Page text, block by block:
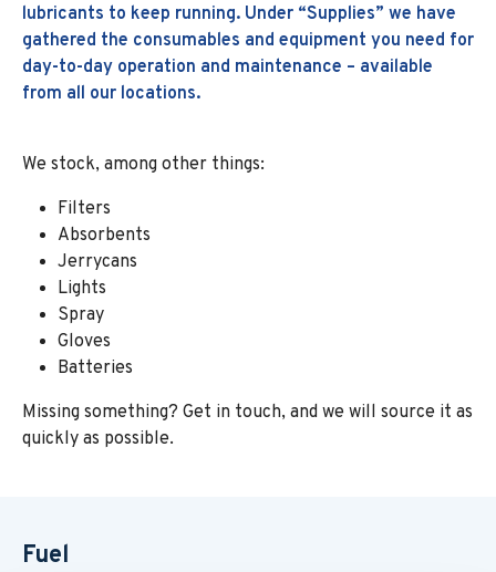
lubricants to keep running. Under “Supplies” we have
gathered the consumables and equipment you need for
day-to-day operation and maintenance – available
from all our locations.
We stock, among other things:
Filters
Absorbents
Jerrycans
Lights
Spray
Gloves
Batteries
Missing something? Get in touch, and we will source it as
quickly as possible.
Fuel